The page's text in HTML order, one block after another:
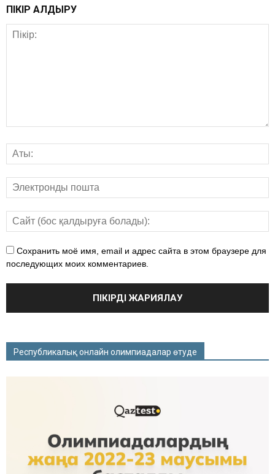
ПІКІР ҚАЛДЫРУ
Сохранить моё имя, email и адрес сайта в этом браузере для
последующих моих комментариев.
Республикалық онлайн олимпиадалар өтуде